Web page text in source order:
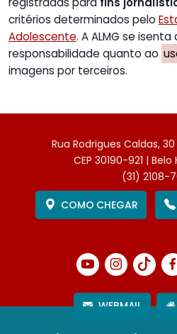
critérios determinados pelo
Adolescente. A ALMG se
responsabilidade quanto ao
imagens por terceiros.
Rua Rodrigues Caldas,
CEP 30190-921 |
(31) 2108-
COMO CHEGAR
WEBMAIL